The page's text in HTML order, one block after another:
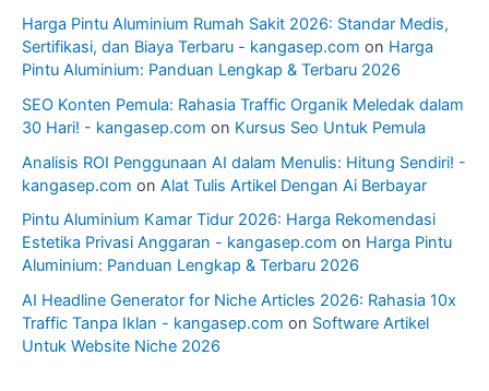
Harga Pintu Aluminium Rumah Sakit 2026: Standar Medis,
Sertifikasi, dan Biaya Terbaru - kangasep.com on Harga
Pintu Aluminium: Panduan Lengkap & Terbaru 2026
SEO Konten Pemula: Rahasia Traffic Organik Meledak dalam
30 Hari! - kangasep.com on Kursus Seo Untuk Pemula
Analisis ROI Penggunaan AI dalam Menulis: Hitung Sendiri! -
kangasep.com on Alat Tulis Artikel Dengan Ai Berbayar
Pintu Aluminium Kamar Tidur 2026: Harga Rekomendasi
Estetika Privasi Anggaran - kangasep.com on Harga Pintu
Aluminium: Panduan Lengkap & Terbaru 2026
AI Headline Generator for Niche Articles 2026: Rahasia 10x
Traffic Tanpa Iklan - kangasep.com on Software Artikel
Untuk Website Niche 2026